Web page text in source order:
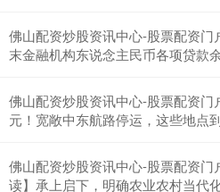
沪深300 4699.04
佛山配资炒股资讯中心-股票配资
末金融机构东说念主民币各项贷款
佛山配资炒股资讯中心-股票配资门
元！宽敞中东航路停运，这些地点
佛山配资炒股资讯中心-股票配资
读】承上启下，明确农业农村当代